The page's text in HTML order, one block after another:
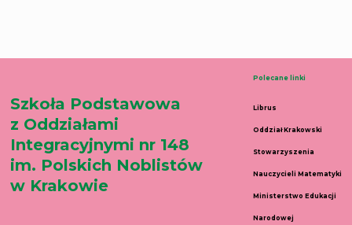
Szkoła Podstawowa
z Oddziałami
Integracyjnymi nr 148
im. Polskich Noblistów
w Krakowie
Polecane linki
Librus
Oddział Krakowski
Stowarzyszenia
Nauczycieli Matematyki
Ministerstwo Edukacji
Narodowej